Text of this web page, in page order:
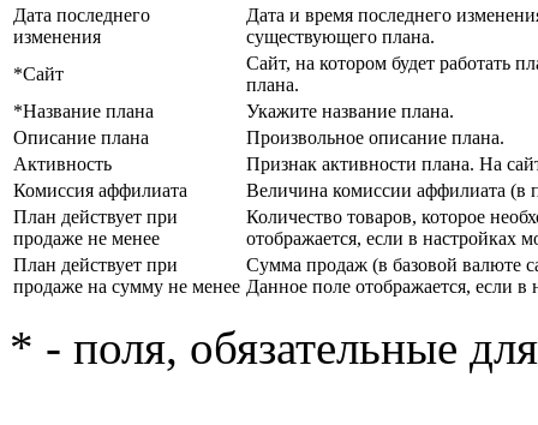
Дата последнего
изменения
Дата и время последнего
существующего плана.
*Сайт
Сайт, на котором будет работать
плана.
*Название плана
Укажите название плана.
Описание плана
Произвольное описание плана.
Активность
Признак активности плана. На
Комиссия аффилиата
Величина комиссии аффилиата (в
План действует при
продаже не менее
Количество товаров, которое
отображается, если в настройках
План действует при
продаже на сумму не менее
Сумма продаж (в базовой валюте
Данное поле отображается, если
* - поля, обязательные